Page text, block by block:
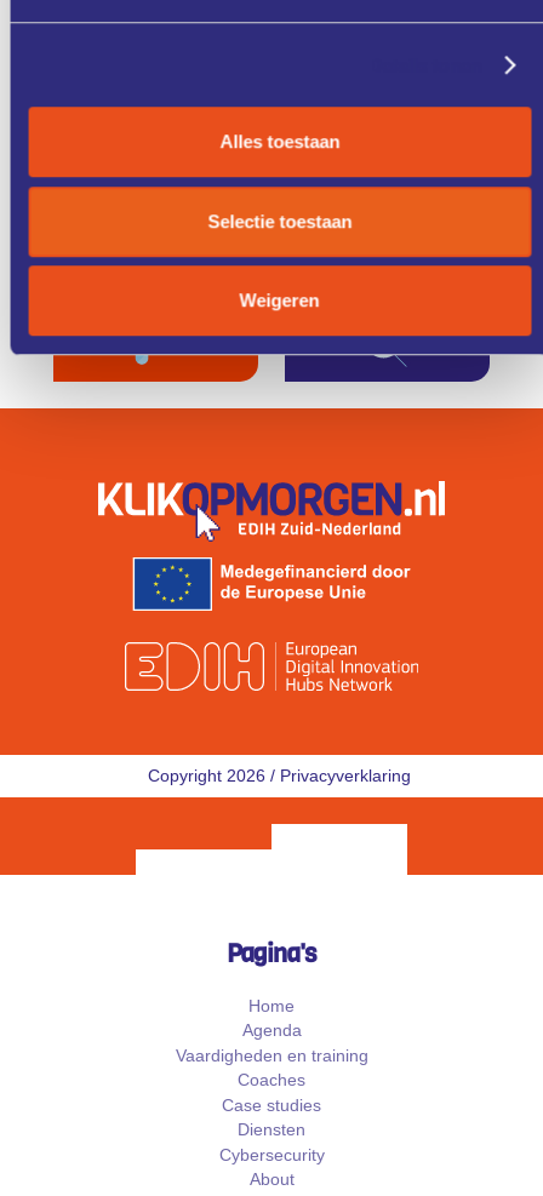
Alles toestaan
Selectie toestaan
Weigeren
DIENSTEN
STUDIES
FINANCIERING
Copyright 2026 / Privacyverklaring
Pagina's
Home
Agenda
Vaardigheden en training
Coaches
Case studies
Diensten
Cybersecurity
About